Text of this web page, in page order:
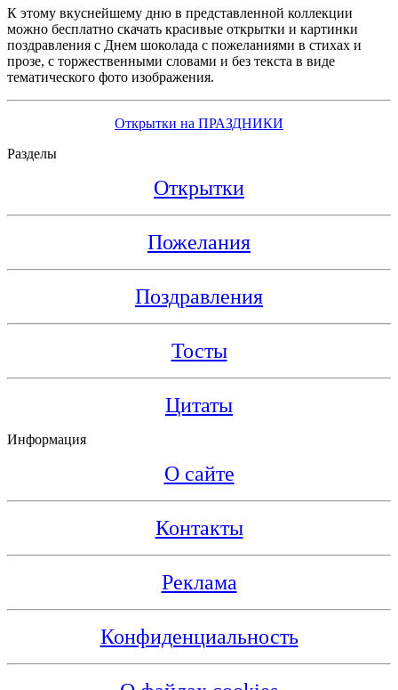
К этому вкуснейшему дню в представленной коллекции
можно бесплатно скачать красивые открытки и картинки
поздравления с Днем шоколада с пожеланиями в стихах и
прозе, с торжественными словами и без текста в виде
тематического фото изображения.
Открытки на ПРАЗДНИКИ
Разделы
Открытки
Пожелания
Поздравления
Тосты
Цитаты
Информация
О сайте
Контакты
Реклама
Конфиденциальность